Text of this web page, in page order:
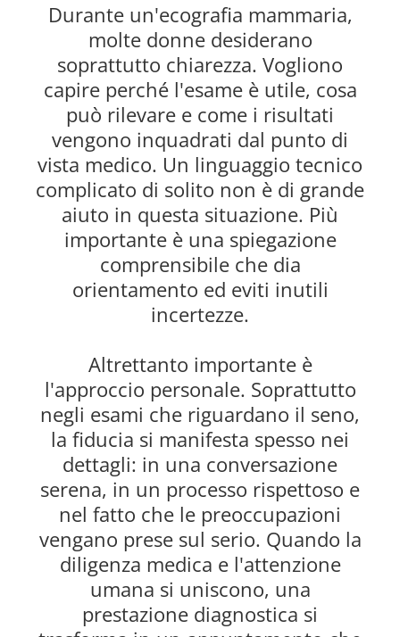
Durante un'ecografia mammaria,
molte donne desiderano
soprattutto chiarezza. Vogliono
capire perché l'esame è utile, cosa
può rilevare e come i risultati
vengono inquadrati dal punto di
vista medico. Un linguaggio tecnico
complicato di solito non è di grande
aiuto in questa situazione. Più
importante è una spiegazione
comprensibile che dia
orientamento ed eviti inutili
incertezze.
Altrettanto importante è
l'approccio personale. Soprattutto
negli esami che riguardano il seno,
la fiducia si manifesta spesso nei
dettagli: in una conversazione
serena, in un processo rispettoso e
nel fatto che le preoccupazioni
vengano prese sul serio. Quando la
diligenza medica e l'attenzione
umana si uniscono, una
prestazione diagnostica si